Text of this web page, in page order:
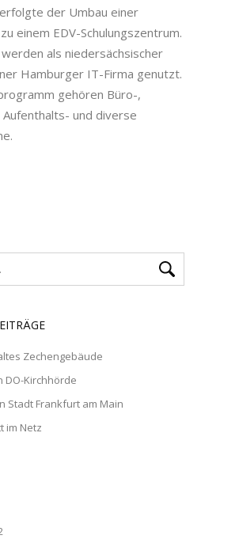
der Umbau einer
einem EDV-Schulungszentrum.
als niedersächsischer
Hamburger IT-Firma genutzt.
gehören Büro-,
Aufenthalts- und diverse
Zechengebäude
DO-Kirchhörde
Stadt Frankfurt am Main
im Netz